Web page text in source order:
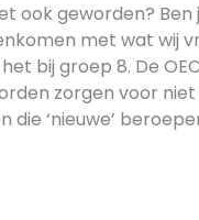
ook geworden? Ben
met wat wij
bij groep 8. De
zorgen voor
‘nieuwe’